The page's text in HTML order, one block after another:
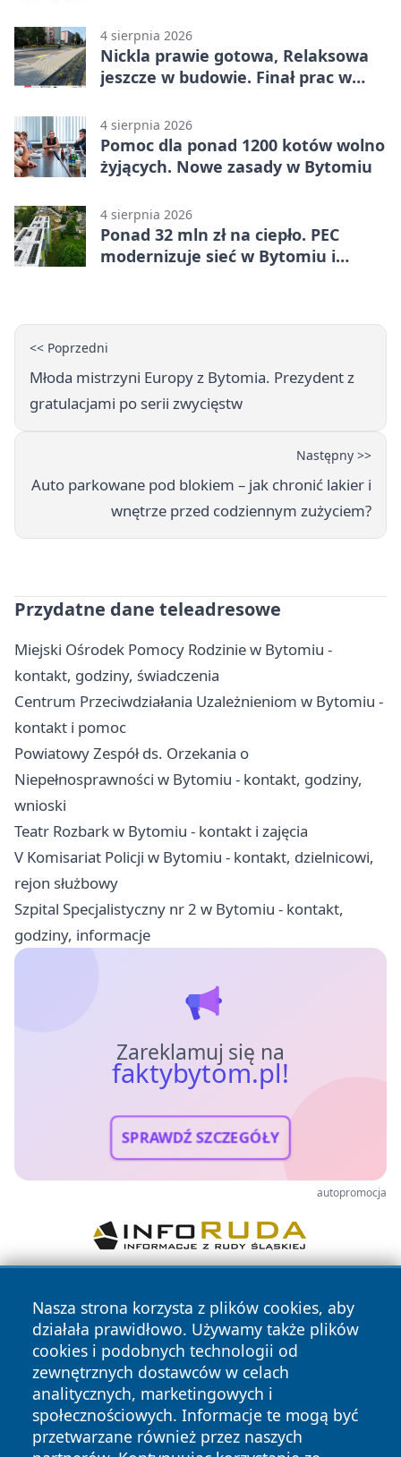
4 sierpnia 2026
Nickla prawie gotowa, Relaksowa
jeszcze w budowie. Finał prac w
4 sierpnia 2026
Pomoc dla ponad 1200 kotów wolno
żyjących. Nowe zasady w Bytomiu
4 sierpnia 2026
Ponad 32 mln zł na ciepło. PEC
modernizuje sieć w Bytomiu i
<< Poprzedni
Młoda mistrzyni Europy z Bytomia. Prezydent z
gratulacjami po serii zwycięstw
Następny >>
Auto parkowane pod blokiem – jak chronić lakier i
wnętrze przed codziennym zużyciem?
Przydatne dane teleadresowe
Miejski Ośrodek Pomocy Rodzinie w Bytomiu -
kontakt, godziny, świadczenia
Centrum Przeciwdziałania Uzależnieniom w Bytomiu -
kontakt i pomoc
Powiatowy Zespół ds. Orzekania o
Niepełnosprawności w Bytomiu - kontakt, godziny,
wnioski
Teatr Rozbark w Bytomiu - kontakt i zajęcia
V Komisariat Policji w Bytomiu - kontakt, dzielnicowi,
rejon służbowy
Szpital Specjalistyczny nr 2 w Bytomiu - kontakt,
godziny, informacje
Zareklamuj się na
faktybytom.pl!
SPRAWDŹ SZCZEGÓŁY
autopromocja
Nasza strona korzysta z plików cookies, aby
działała prawidłowo. Używamy także plików
cookies i podobnych technologii od
zewnętrznych dostawców w celach
analitycznych, marketingowych i
społecznościowych. Informacje te mogą być
przetwarzane również przez naszych
Copyright © 2026 faktybytom.pl Wszystkie prawa zastrzeżone.